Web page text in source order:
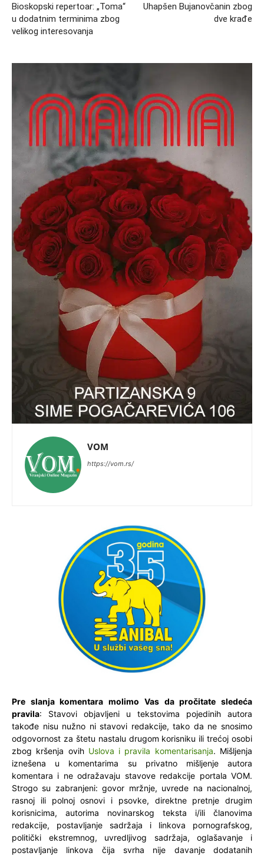
Bioskopski repertoar: „Toma“
u dodatnim terminima zbog
velikog interesovanja
Uhapšen Bujanovčanin zbog
dve krađe
VOM
https://vom.rs/
Pre slanja komentara molimo Vas da pročitate sledeća
pravila: Stavovi objavljeni u tekstovima pojedinih autora
takođe nisu nužno ni stavovi redakcije, tako da ne snosimo
odgovornost za štetu nastalu drugom korisniku ili trećoj osobi
zbog kršenja ovih Uslova i pravila komentarisanja. Mišljenja
iznešena u komentarima su privatno mišljenje autora
komentara i ne odražavaju stavove redakcije portala VOM.
Strogo su zabranjeni: govor mržnje, uvrede na nacionalnoj,
rasnoj ili polnoj osnovi i psovke, direktne pretnje drugim
korisnicima, autorima novinarskog teksta i/ili članovima
redakcije, postavljanje sadržaja i linkova pornografskog,
politički ekstremnog, uvredljivog sadržaja, oglašavanje i
postavljanje linkova čija svrha nije davanje dodatanih